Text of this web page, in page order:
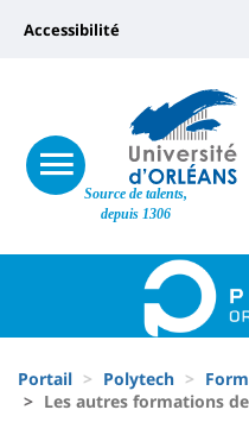
Source de talents,
depuis 1306
Université
Recherche
responsive
menu
button
Université
vers
page
accessibilité
Accessibilité
Université
Block
liste
d'Ariane
Portail Polytech
Les autres formations